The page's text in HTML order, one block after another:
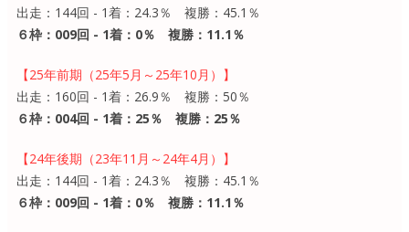
出走：144回 - 1着：24.3％ 複勝：45.1％
６枠：009回 - 1着：0％ 複勝：11.1％
【25年前期（25年5月～25年10月）】
出走：160回 - 1着：26.9％ 複勝：50％
６枠：004回 - 1着：25％ 複勝：25％
【24年後期（23年11月～24年4月）】
出走：144回 - 1着：24.3％ 複勝：45.1％
６枠：009回 - 1着：0％ 複勝：11.1％